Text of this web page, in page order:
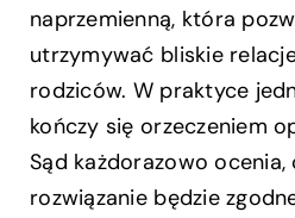
naprzemienną, która
utrzymywać bliskie
rodziców. W praktyce
kończy się orzeczeniem
Sąd każdorazowo ocenia,
rozwiązanie będzie